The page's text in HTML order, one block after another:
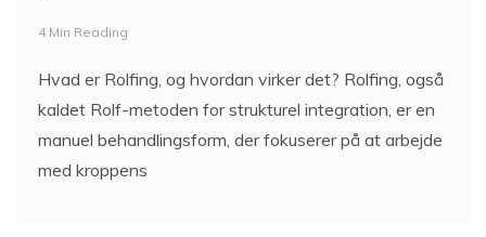
4 Min Reading
Hvad er Rolfing, og hvordan virker det? Rolfing, også
kaldet Rolf-metoden for strukturel integration, er en
manuel behandlingsform, der fokuserer på at arbejde
med kroppens